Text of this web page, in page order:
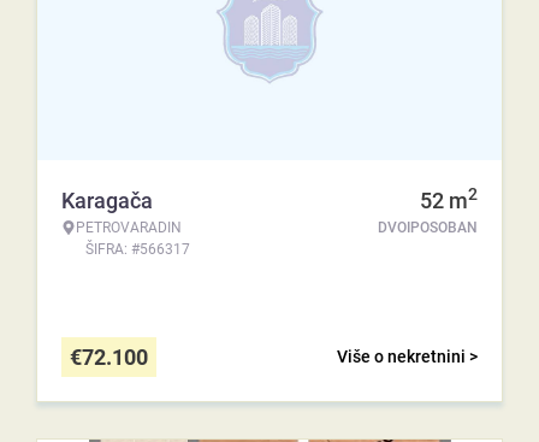
Karagača
PETROVARADIN
ŠIFRA: #566317
52 m2
DVOIPOSOBAN
Više o nekretnini >
€72.100